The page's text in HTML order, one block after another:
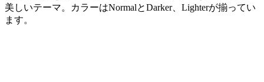
美しいテーマ。カラーはNormalとDarker、Lighterが揃ってい
ます。